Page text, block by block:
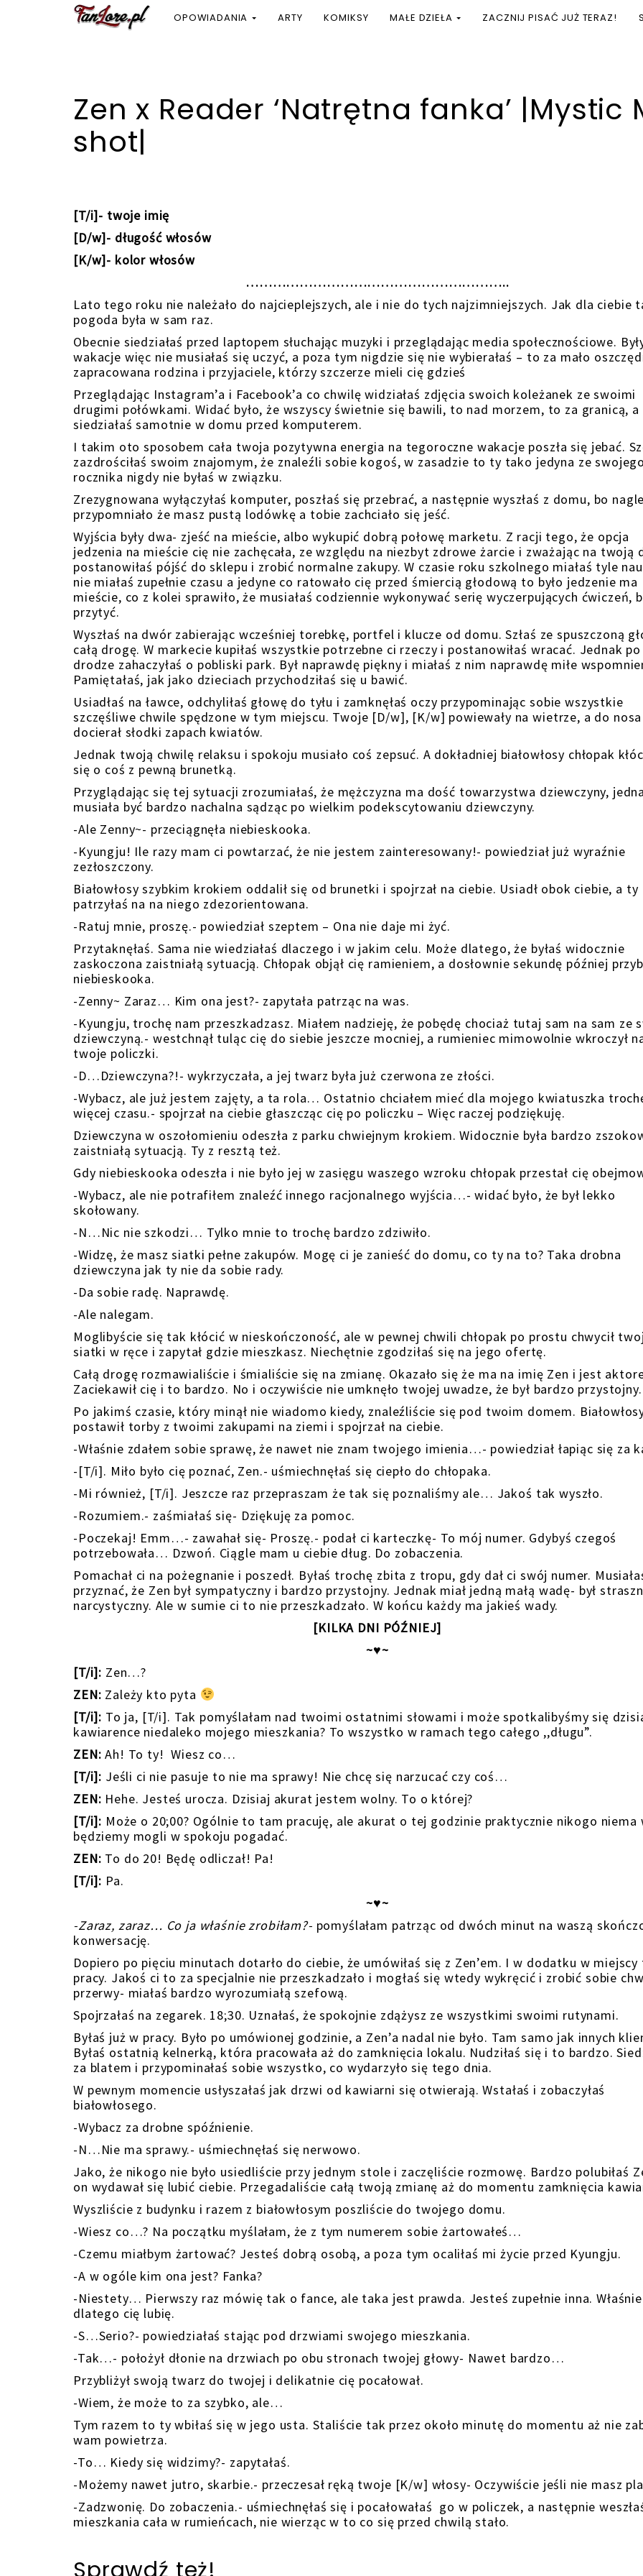
OPOWIADANIA ARTY KOMIKSY MAŁE DZIEŁA ZACZNIJ PISAĆ JUŻ TERAZ!
Zen x Reader ‘Natrętna fanka’
shot|
[T/i]- twoje imię
[D/w]- długość włosów
[K/w]- kolor włosów
…………………………………………………..
Lato tego roku nie należało do najcieplejszych, ale i nie do tych najzimniejszych. Jak dla ciebie
pogoda była w sam raz.
Obecnie siedziałaś przed laptopem słuchając muzyki i przeglądając media społecznościowe.
wakacje więc nie musiałaś się uczyć, a poza tym nigdzie się nie wybierałaś – to za mało
zapracowana rodzina i przyjaciele, którzy szczerze mieli cię gdzieś
Przeglądając Instagram’a i Facebook’a co chwilę widziałaś zdjęcia swoich koleżanek ze swoimi
drugimi połówkami. Widać było, że wszyscy świetnie się bawili, to nad morzem, to za granicą,
siedziałaś samotnie w domu przed komputerem.
I takim oto sposobem cała twoja pozytywna energia na tegoroczne wakacje poszła się jebać.
zazdrościłaś swoim znajomym, że znaleźli sobie kogoś, w zasadzie to ty tako jedyna ze swojego
rocznika nigdy nie byłaś w związku.
Zrezygnowana wyłączyłaś komputer, poszłaś się przebrać, a następnie wyszłaś z domu, bo
przypomniało że masz pustą lodówkę a tobie zachciało się jeść.
Wyjścia były dwa- zjeść na mieście, albo wykupić dobrą połowę marketu. Z racji tego, że opcja
jedzenia na mieście cię nie zachęcała, ze względu na niezbyt zdrowe żarcie i zważając na twoją
postanowiłaś pójść do sklepu i zrobić normalne zakupy. W czasie roku szkolnego miałaś tyle
nie miałaś zupełnie czasu a jedyne co ratowało cię przed śmiercią głodową to było jedzenie ma
mieście, co z kolei sprawiło, że musiałaś codziennie wykonywać serię wyczerpujących ćwiczeń,
przytyć.
Wyszłaś na dwór zabierając wcześniej torebkę, portfel i klucze od domu. Szłaś ze spuszczoną
całą drogę. W markecie kupiłaś wszystkie potrzebne ci rzeczy i postanowiłaś wracać. Jednak po
drodze zahaczyłaś o pobliski park. Był naprawdę piękny i miałaś z nim naprawdę miłe
Pamiętałaś, jak jako dzieciach przychodziłaś się u bawić.
Usiadłaś na ławce, odchyliłaś głowę do tyłu i zamknęłaś oczy przypominając sobie wszystkie
szczęśliwe chwile spędzone w tym miejscu. Twoje [D/w], [K/w] powiewały na wietrze, a do nosa
docierał słodki zapach kwiatów.
Jednak twoją chwilę relaksu i spokoju musiało coś zepsuć. A dokładniej białowłosy chłopak
się o coś z pewną brunetką.
Przyglądając się tej sytuacji zrozumiałaś, że mężczyzna ma dość towarzystwa dziewczyny,
musiała być bardzo nachalna sądząc po wielkim podekscytowaniu dziewczyny.
-Ale Zenny~- przeciągnęła niebieskooka.
-Kyungju! Ile razy mam ci powtarzać, że nie jestem zainteresowany!- powiedział już wyraźnie
zezłoszczony.
Białowłosy szybkim krokiem oddalił się od brunetki i spojrzał na ciebie. Usiadł obok ciebie, a ty
patrzyłaś na na niego zdezorientowana.
-Ratuj mnie, proszę.- powiedział szeptem – Ona nie daje mi żyć.
Przytaknęłaś. Sama nie wiedziałaś dlaczego i w jakim celu. Może dlatego, że byłaś widocznie
zaskoczona zaistniałą sytuacją. Chłopak objął cię ramieniem, a dosłownie sekundę później
niebieskooka.
-Zenny~ Zaraz… Kim ona jest?- zapytała patrząc na was.
-Kyungju, trochę nam przeszkadzasz. Miałem nadzieję, że pobędę chociaż tutaj sam na sam ze
dziewczyną.- westchnął tuląc cię do siebie jeszcze mocniej, a rumieniec mimowolnie wkroczył
twoje policzki.
-D…Dziewczyna?!- wykrzyczała, a jej twarz była już czerwona ze złości.
-Wybacz, ale już jestem zajęty, a ta rola… Ostatnio chciałem mieć dla mojego kwiatuszka
więcej czasu.- spojrzał na ciebie głaszcząc cię po policzku – Więc raczej podziękuję.
Dziewczyna w oszołomieniu odeszła z parku chwiejnym krokiem. Widocznie była bardzo
zaistniałą sytuacją. Ty z resztą też.
Gdy niebieskooka odeszła i nie było jej w zasięgu waszego wzroku chłopak przestał cię
-Wybacz, ale nie potrafiłem znaleźć innego racjonalnego wyjścia…- widać było, że był lekko
skołowany.
-N…Nic nie szkodzi… Tylko mnie to trochę bardzo zdziwiło.
-Widzę, że masz siatki pełne zakupów. Mogę ci je zanieść do domu, co ty na to? Taka drobna
dziewczyna jak ty nie da sobie rady.
-Da sobie radę. Naprawdę.
-Ale nalegam.
Moglibyście się tak kłócić w nieskończoność, ale w pewnej chwili chłopak po prostu chwycił
siatki w ręce i zapytał gdzie mieszkasz. Niechętnie zgodziłaś się na jego ofertę.
Całą drogę rozmawialiście i śmialiście się na zmianę. Okazało się że ma na imię Zen i jest
Zaciekawił cię i to bardzo. No i oczywiście nie umknęło twojej uwadze, że był bardzo przystojny.
Po jakimś czasie, który minął nie wiadomo kiedy, znaleźliście się pod twoim domem.
postawił torby z twoimi zakupami na ziemi i spojrzał na ciebie.
-Właśnie zdałem sobie sprawę, że nawet nie znam twojego imienia…- powiedział łapiąc się za
-[T/i]. Miło było cię poznać, Zen.- uśmiechnęłaś się ciepło do chłopaka.
-Mi również, [T/i]. Jeszcze raz przepraszam że tak się poznaliśmy ale… Jakoś tak wyszło.
-Rozumiem.- zaśmiałaś się- Dziękuję za pomoc.
-Poczekaj! Emm…- zawahał się- Proszę.- podał ci karteczkę- To mój numer. Gdybyś czegoś
potrzebowała… Dzwoń. Ciągle mam u ciebie dług. Do zobaczenia.
Pomachał ci na pożegnanie i poszedł. Byłaś trochę zbita z tropu, gdy dał ci swój numer.
przyznać, że Zen był sympatyczny i bardzo przystojny. Jednak miał jedną małą wadę- był
narcystyczny. Ale w sumie ci to nie przeszkadzało. W końcu każdy ma jakieś wady.
[KILKA DNI PÓŹNIEJ]
~♥~
[T/i]: Zen…?
ZEN: Zależy kto pyta
[T/i]: To ja, [T/i]. Tak pomyślałam nad twoimi ostatnimi słowami i może spotkalibyśmy się
kawiarence niedaleko mojego mieszkania? To wszystko w ramach tego całego ,,długu”.
ZEN: Ah! To ty! Wiesz co…
[T/i]: Jeśli ci nie pasuje to nie ma sprawy! Nie chcę się narzucać czy coś…
ZEN: Hehe. Jesteś urocza. Dzisiaj akurat jestem wolny. To o której?
[T/i]: Może o 20;00? Ogólnie to tam pracuję, ale akurat o tej godzinie praktycznie nikogo niema
będziemy mogli w spokoju pogadać.
ZEN: To do 20! Będę odliczał! Pa!
[T/i]: Pa.
~♥~
-Zaraz, zaraz… Co ja właśnie zrobiłam?- pomyślałam patrząc od dwóch minut na waszą
konwersację.
Dopiero po pięciu minutach dotarło do ciebie, że umówiłaś się z Zen’em. I w dodatku w
pracy. Jakoś ci to za specjalnie nie przeszkadzało i mogłaś się wtedy wykręcić i zrobić sobie
przerwy- miałaś bardzo wyrozumiałą szefową.
Spojrzałaś na zegarek. 18;30. Uznałaś, że spokojnie zdążysz ze wszystkimi swoimi rutynami.
Byłaś już w pracy. Było po umówionej godzinie, a Zen’a nadal nie było. Tam samo jak innych
Byłaś ostatnią kelnerką, która pracowała aż do zamknięcia lokalu. Nudziłaś się i to bardzo.
za blatem i przypominałaś sobie wszystko, co wydarzyło się tego dnia.
W pewnym momencie usłyszałaś jak drzwi od kawiarni się otwierają. Wstałaś i zobaczyłaś
białowłosego.
-Wybacz za drobne spóźnienie.
-N…Nie ma sprawy.- uśmiechnęłaś się nerwowo.
Jako, że nikogo nie było usiedliście przy jednym stole i zaczęliście rozmowę. Bardzo polubiłaś
on wydawał się lubić ciebie. Przegadaliście całą twoją zmianę aż do momentu zamknięcia
Wyszliście z budynku i razem z białowłosym poszliście do twojego domu.
-Wiesz co…? Na początku myślałam, że z tym numerem sobie żartowałeś…
-Czemu miałbym żartować? Jesteś dobrą osobą, a poza tym ocaliłaś mi życie przed Kyungju.
-A w ogóle kim ona jest? Fanka?
-Niestety… Pierwszy raz mówię tak o fance, ale taka jest prawda. Jesteś zupełnie inna. Właśnie
dlatego cię lubię.
-S…Serio?- powiedziałaś stając pod drzwiami swojego mieszkania.
-Tak…- położył dłonie na drzwiach po obu stronach twojej głowy- Nawet bardzo…
Przybliżył swoją twarz do twojej i delikatnie cię pocałował.
-Wiem, że może to za szybko, ale…
Tym razem to ty wbiłaś się w jego usta. Staliście tak przez około minutę do momentu aż nie
wam powietrza.
-To… Kiedy się widzimy?- zapytałaś.
-Możemy nawet jutro, skarbie.- przeczesał ręką twoje [K/w] włosy- Oczywiście jeśli nie masz
-Zadzwonię. Do zobaczenia.- uśmiechnęłaś się i pocałowałaś go w policzek, a następnie
mieszkania cała w rumieńcach, nie wierząc w to co się przed chwilą stało.